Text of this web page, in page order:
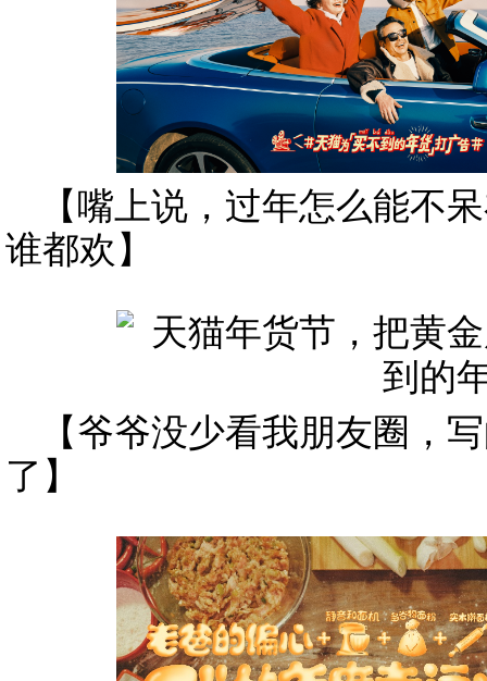
【嘴上说，过年怎么能不
谁都欢】
【爷爷没少看我朋友圈，
了】